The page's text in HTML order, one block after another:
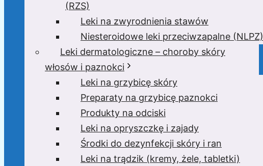
(RZS)
Leki na zwyrodnienia stawów
Niesteroidowe leki przeciwzapalne (NLPZ)
Leki dermatologiczne – choroby skóry
włosów i paznokci
Leki na grzybicę skóry
Preparaty na grzybicę paznokci
Produkty na odciski
Leki na opryszczkę i zajady
Środki do dezynfekcji skóry i ran
Leki na trądzik (kremy, żele, tabletki)